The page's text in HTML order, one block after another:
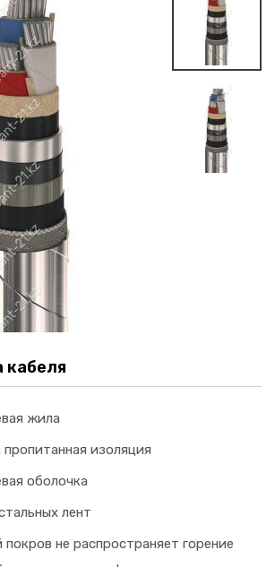
кабеля
жила
изоляция
оболочка
лент
не распространяет горение